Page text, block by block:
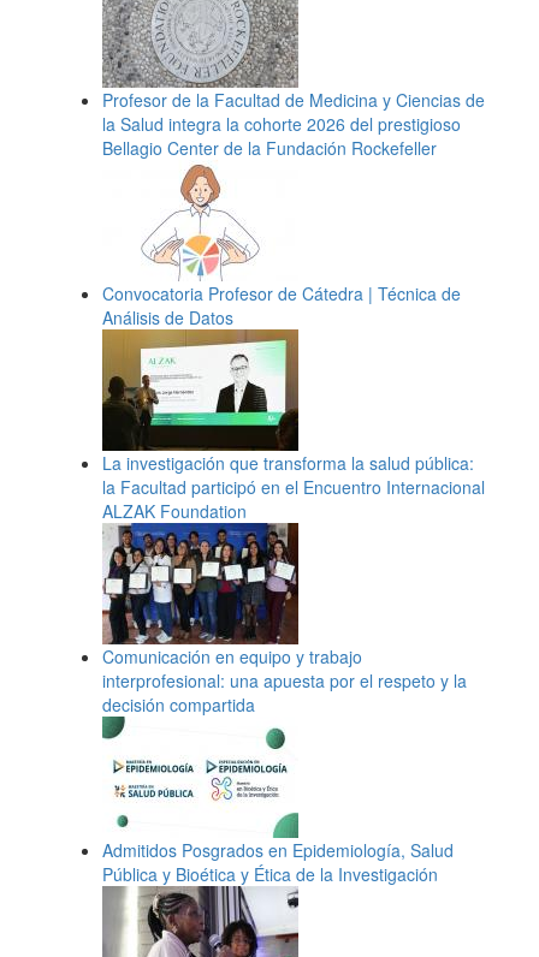
Profesor de la Facultad de Medicina y Ciencias de
la Salud integra la cohorte 2026 del prestigioso
Bellagio Center de la Fundación Rockefeller
Convocatoria Profesor de Cátedra | Técnica de
Análisis de Datos
La investigación que transforma la salud pública:
la Facultad participó en el Encuentro Internacional
ALZAK Foundation
Comunicación en equipo y trabajo
interprofesional: una apuesta por el respeto y la
decisión compartida
Admitidos Posgrados en Epidemiología, Salud
Pública y Bioética y Ética de la Investigación